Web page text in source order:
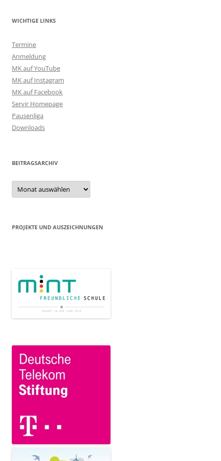
WICHTIGE LINKS
Termine
Anmeldung
MK auf YouTube
MK auf Instagram
MK auf Facebook
Servir Homepage
Pausenliga
Downloads
BEITRAGSARCHIV
Beitragsarchiv
PROJEKTE UND AUSZEICHNUNGEN